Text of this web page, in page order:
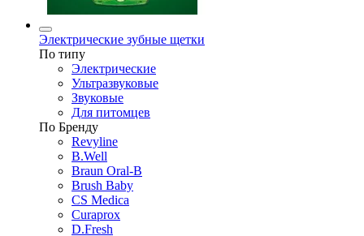
Электрические зубные щетки
По типу
Электрические
Ультразвуковые
Звуковые
Для питомцев
По Бренду
Revyline
B.Well
Braun Oral-B
Brush Baby
CS Medica
Curaprox
D.Fresh